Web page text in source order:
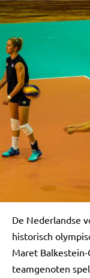
De Nederlandse
historisch
Maret
teamgenoten